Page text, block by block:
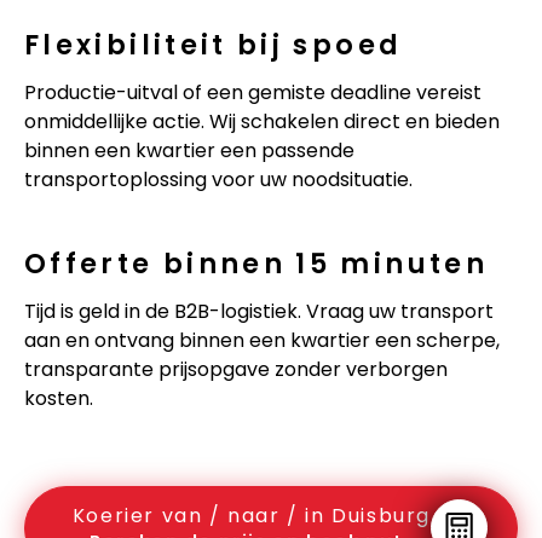
Flexibiliteit bij spoed
Productie-uitval of een gemiste deadline vereist
onmiddellijke actie. Wij schakelen direct en bieden
binnen een kwartier een passende
transportoplossing voor uw noodsituatie.
Offerte binnen 15 minuten
Tijd is geld in de B2B-logistiek. Vraag uw transport
aan en ontvang binnen een kwartier een scherpe,
transparante prijsopgave zonder verborgen
kosten.
Koerier van / naar / in Duisburg